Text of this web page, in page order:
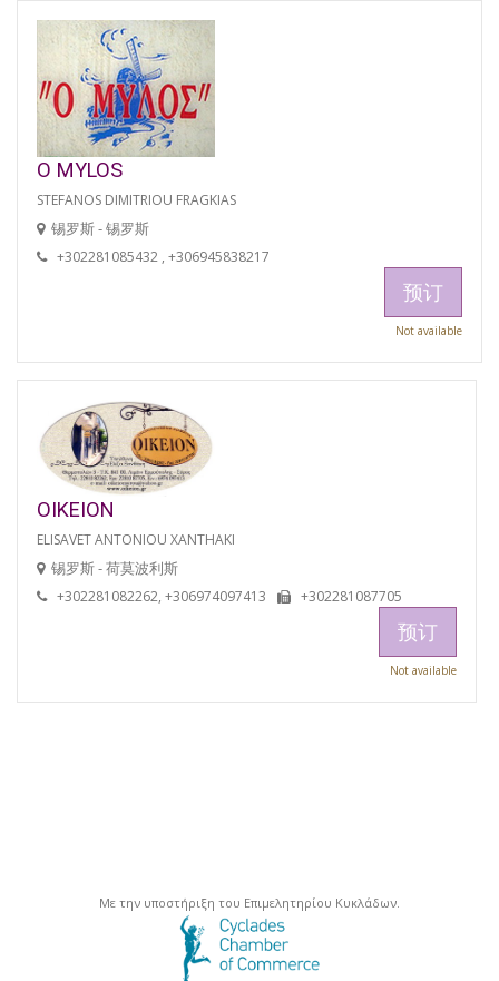
O MYLOS
STEFANOS DIMITRIOU FRAGKIAS
锡罗斯 - 锡罗斯
+302281085432 , +306945838217
预订
Not available
OIKEION
ELISAVET ANTONIOU XANTHAKI
锡罗斯 - 荷莫波利斯
+302281082262, +306974097413 +302281087705
预订
Not available
Με την υποστήριξη του Επιμελητηρίου Κυκλάδων.